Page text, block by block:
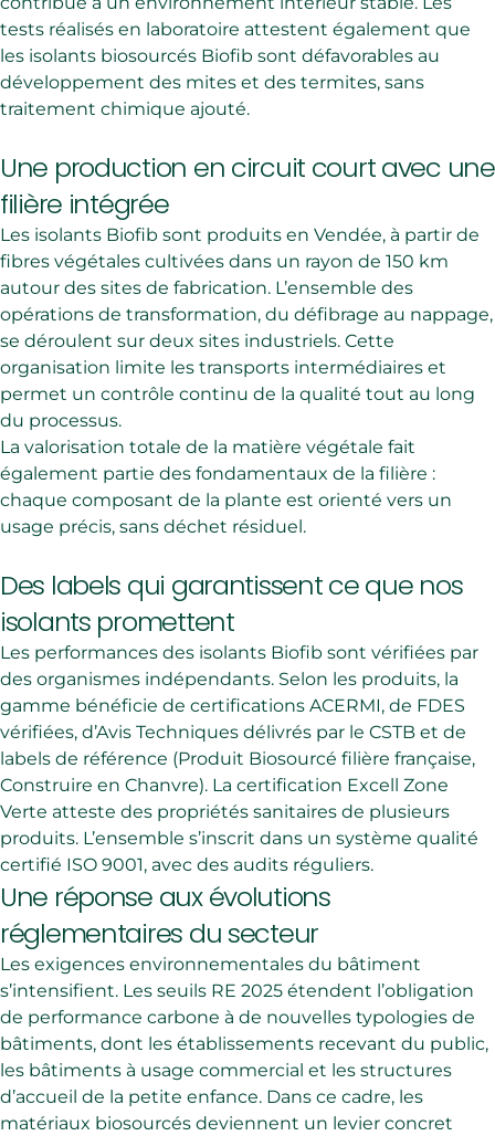
tests réalisés en laboratoire attestent également que
les isolants biosourcés Biofib sont défavorables au
développement des mites et des termites, sans
traitement chimique ajouté.
Une production en circuit court avec une
filière intégrée
Les isolants Biofib sont produits en Vendée, à partir de
fibres végétales cultivées dans un rayon de 150 km
autour des sites de fabrication. L’ensemble des
opérations de transformation, du défibrage au nappage,
se déroulent sur deux sites industriels. Cette
organisation limite les transports intermédiaires et
permet un contrôle continu de la qualité tout au long
du processus.
La valorisation totale de la matière végétale fait
également partie des fondamentaux de la filière :
chaque composant de la plante est orienté vers un
usage précis, sans déchet résiduel.
Des labels qui garantissent ce que nos
isolants promettent
Les performances des isolants Biofib sont vérifiées par
des organismes indépendants. Selon les produits, la
gamme bénéficie de certifications ACERMI, de FDES
vérifiées, d’Avis Techniques délivrés par le CSTB et de
labels de référence (Produit Biosourcé filière française,
Construire en Chanvre). La certification Excell Zone
Verte atteste des propriétés sanitaires de plusieurs
produits. L’ensemble s’inscrit dans un système qualité
certifié ISO 9001, avec des audits réguliers.
Une réponse aux évolutions
réglementaires du secteur
Les exigences environnementales du bâtiment
s’intensifient. Les seuils RE 2025 étendent l’obligation
de performance carbone à de nouvelles typologies de
bâtiments, dont les établissements recevant du public,
les bâtiments à usage commercial et les structures
d’accueil de la petite enfance. Dans ce cadre, les
matériaux biosourcés deviennent un levier concret